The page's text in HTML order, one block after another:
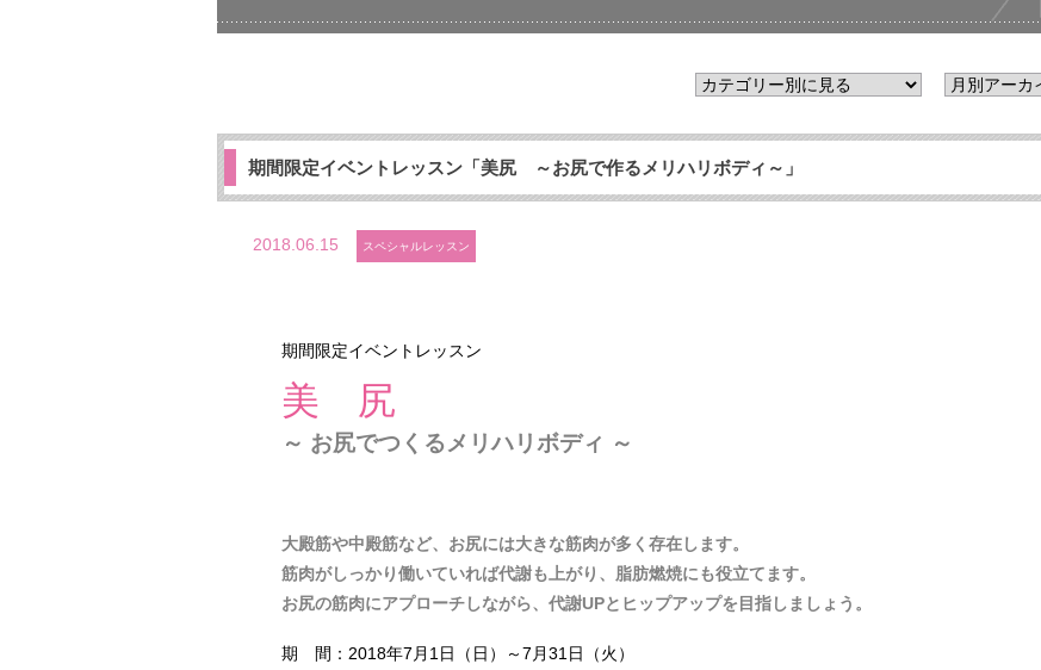
期間限定イベントレッスン「美尻 ～お尻で作るメリハリボディ～」
2018.06.15 スペシャルレッスン
期間限定イベントレッスン
美 尻
～ お尻でつくるメリハリボディ ～
大殿筋や中殿筋など、お尻には大きな筋肉が多く存在します。
筋肉がしっかり働いていれば代謝も上がり、脂肪燃焼にも役立てます。
お尻の筋肉にアプローチしながら、代謝UPとヒップアップを目指しましょう。
期 間：2018年7月1日（日）～7月31日（火）